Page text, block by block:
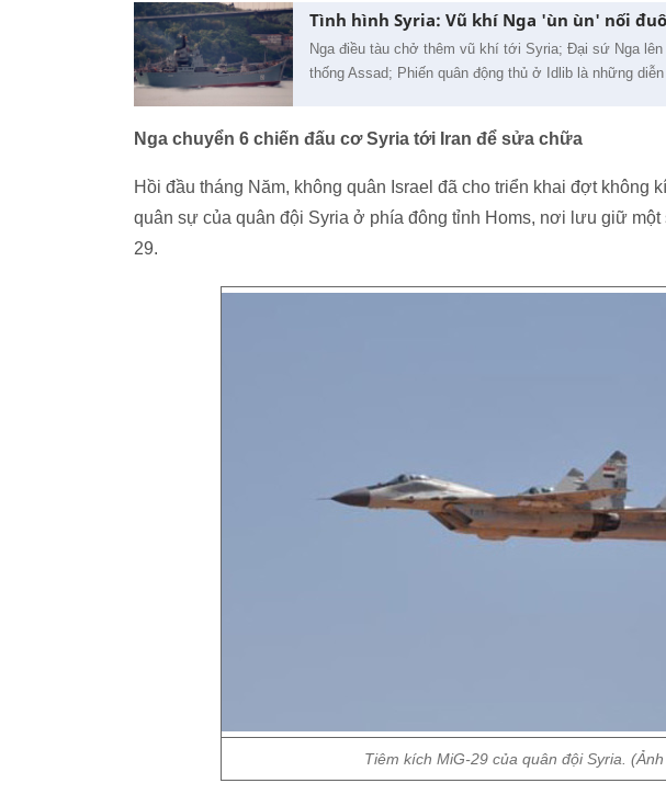
Tình hình Syria: Vũ khí Nga 'ùn ùn' nối
Nga điều tàu chở thêm vũ khí tới Syria; Đại sứ Nga
thống Assad; Phiến quân động thủ ở Idlib là những
Nga chuyển 6 chiến đấu cơ Syria tới Iran để sửa chữa
Hồi đầu tháng Năm, không quân Israel đã cho triển khai đợt không
quân sự của quân đội Syria ở phía đông tỉnh Homs, nơi lưu giữ
29.
Tiêm kích MiG-29 của quân đội Syria.